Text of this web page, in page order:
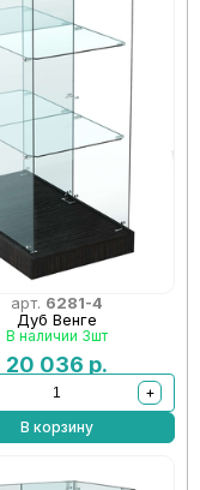
арт. 6281-4
Дуб Венге
В наличии 3шт
20 036 р.
+
В корзину